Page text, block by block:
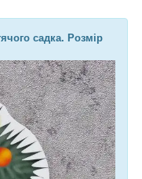
садка. Розмір